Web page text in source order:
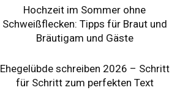
Hochzeit im Sommer ohne
Schweißflecken: Tipps für Braut und
Bräutigam und Gäste
Ehegelübde schreiben 2026 – Schritt
für Schritt zum perfekten Text